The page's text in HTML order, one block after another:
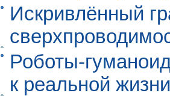
Искривлённый
Роботы-
к реальной жизни